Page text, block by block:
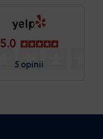
5.0
5 opinii